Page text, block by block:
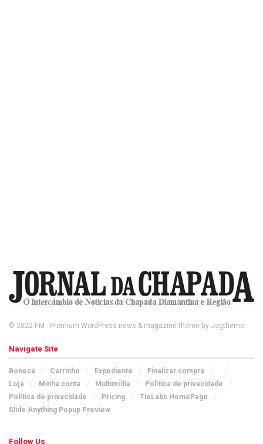
© 2022 FM - Premium WordPress news & magazine theme by Jegtheme.
Navigate Site
Boneca Carrinho Expediente
Finalizar compra
Loja
Minha conta Multimídia
Política de privacidade
Política de privacidade
Pricing
TieLabs HomePage
Slide Anything Popup Preview
Follow Us